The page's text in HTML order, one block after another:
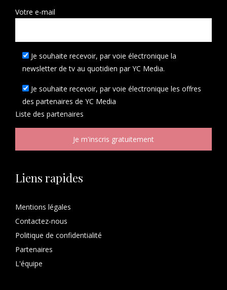
Votre e-mail
Je souhaite recevoir, par voie électronique la
newsletter de tv au quotidien par YC Media.
Je souhaite recevoir, par voie électronique les offres
des partenaires de YC Media
Liste des partenaires
Liens rapides
Mentions légales
Contactez-nous
Politique de confidentialité
Partenaires
L'équipe